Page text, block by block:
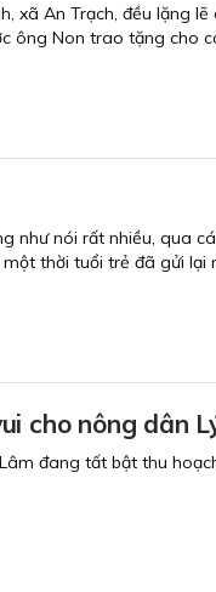
xã An Trạch, đều lặng
ông Non trao tặng cho
như nói rất nhiều, qua
thời tuổi trẻ đã gửi lại
cho nông dân
đang tất bật thu